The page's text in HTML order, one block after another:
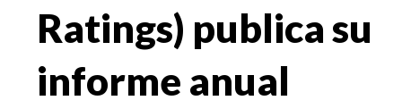
Ratings) publica su
informe anual